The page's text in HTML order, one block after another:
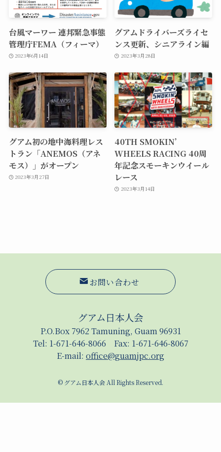
台風マーワー 連邦緊急事態
管理庁FEMA（フィーマ）
2023年6月14日
グアムドライバーズライセ
ンス更新、シニアライン編
2023年3月28日
グアム初の地中海料理レス
トラン「ANEMOS（アネ
モス）」がオープン
2023年3月27日
40TH SMOKIN’
WHEELS RACING 40周
年記念スモーキンウイール
レース
2023年3月14日
お問い合わせ
グアム日本人会
P.O.Box 7962 Tamuning, Guam 96931
Tel: 1-671-646-8066 Fax: 1-671-646-8067
E-mail: office@guamjpc.org
© グアム日本人会 All Rights Reserved.